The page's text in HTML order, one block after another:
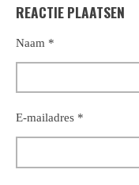
e
n
l
r
e
e
n
REACTIE PLAATSEN
Naam *
E-mailadres *